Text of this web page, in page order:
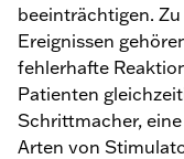
beeinträchtigen.
Ereignissen
fehlerhafte
Patienten
Schrittmacher,
Arten von